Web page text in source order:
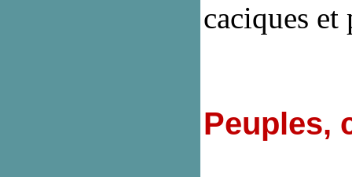
caciques
Peuples,